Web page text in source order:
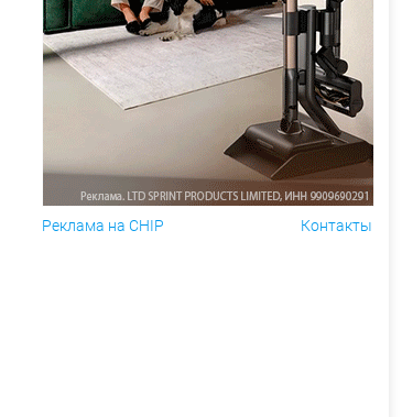
Реклама на CHIP Контакты